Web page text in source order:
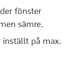
fönster
sämre.
på max.